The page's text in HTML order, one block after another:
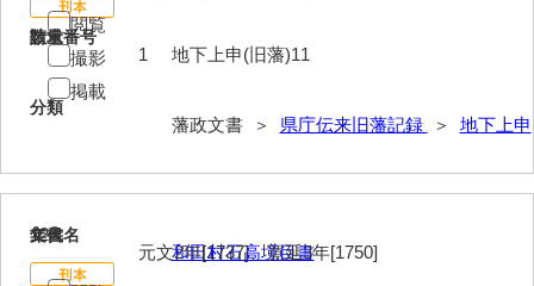
請求番号
地下上申(旧藩)11
分類
藩政文書 ＞ 県庁伝来旧藩記録 ＞ 地下上申
数量
1
閲覧
撮影
掲載
12
文書名
和田村石高境目書
年代
元文2年[1737]、寛延3年[1750]